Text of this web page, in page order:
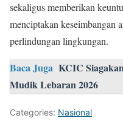
sekaligus memberikan
menciptakan keseimbangan
perlindungan lingkungan.
Baca Juga KCIC
Mudik Lebaran 2026
Categories: Nasional